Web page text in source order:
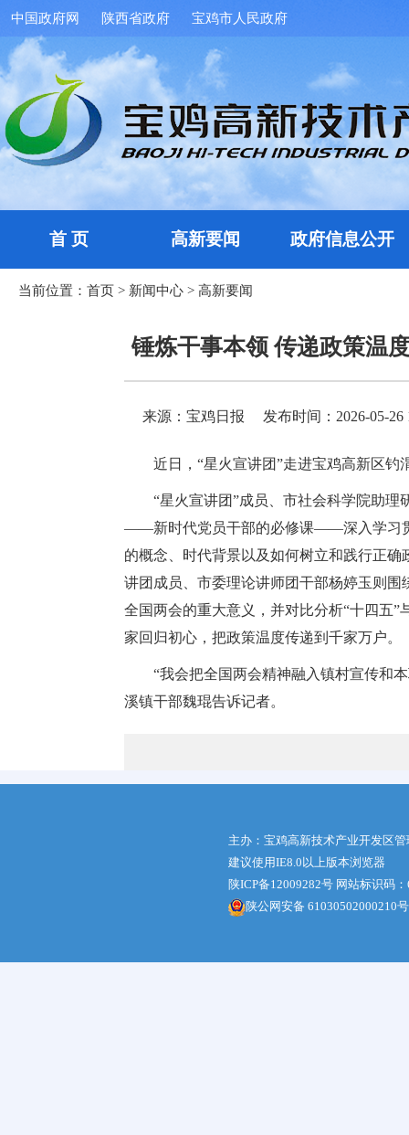
中国政府网 陕西省政府 宝鸡市人民政府
首 页 高新要闻 政府信息公开
当前位置： 首页 > 新闻中心 > 高新要闻
锤炼干事本领 传递政策温
来源：宝鸡日报 发布时间：2026-05-26
近日，“星火宣讲团”走进宝鸡高新区钓
“星火宣讲团”成员、市社会科学院助
——新时代党员干部的必修课——深入学习贯
的概念、时代背景以及如何树立和践行正
讲团成员、市委理论讲师团干部杨婷玉则围
全国两会的重大意义，并对比分析“十四五
家回归初心，把政策温度传递到千家万户。
“我会把全国两会精神融入镇村宣传和
溪镇干部魏琨告诉记者。
主办：宝鸡高新技术产业开发区
建议使用IE8.0以上版本浏览器
陕ICP备12009282号 网站标识码
陕公网安备 61030502000210号